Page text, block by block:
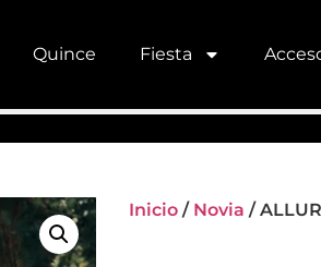
Quince Fiesta
Inicio / Novia /